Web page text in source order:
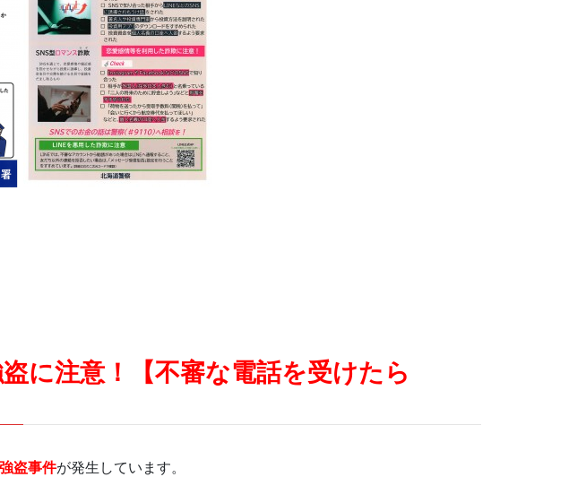
に注意！【不審な電話を受けたら
盗事件が発生しています。